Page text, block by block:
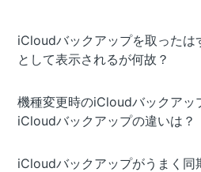
iCloudバックアップを取ったは
として表示されるが何故？
機種変更時のiCloudバックアッ
iCloudバックアップの違いは？
iCloudバックアップがうまく同